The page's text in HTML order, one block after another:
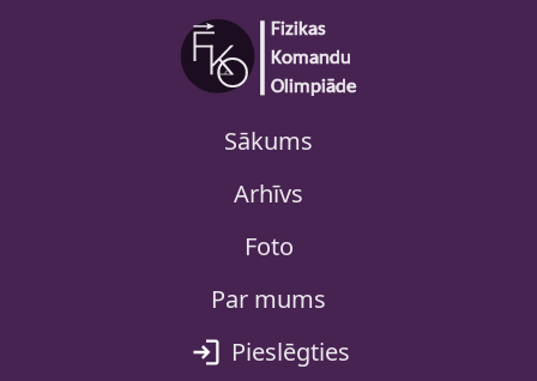
Sākums
Arhīvs
Foto
Par mums
Pieslēgties